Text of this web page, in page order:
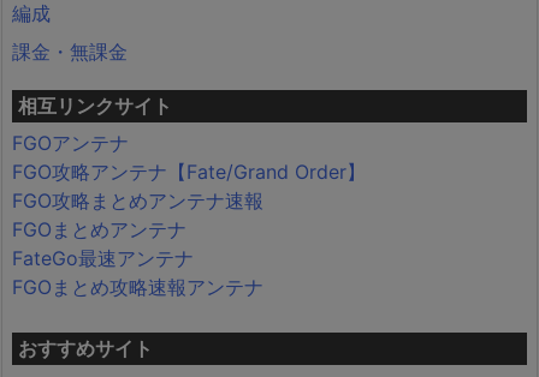
編成
課金・無課金
相互リンクサイト
FGOアンテナ
FGO攻略アンテナ【Fate/Grand Order】
FGO攻略まとめアンテナ速報
FGOまとめアンテナ
FateGo最速アンテナ
FGOまとめ攻略速報アンテナ
おすすめサイト